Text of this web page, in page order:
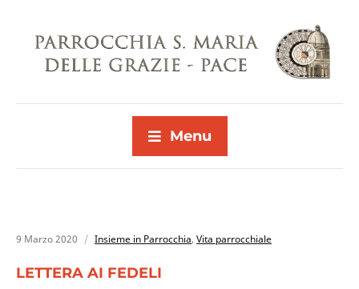
Menu
9 Marzo 2020 Insieme in Parrocchia, Vita parrocchiale
LETTERA AI FEDELI